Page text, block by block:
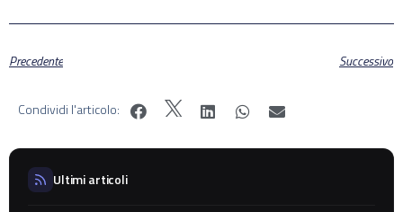
Precedente Successivo
Condividi l'articolo:
Ultimi articoli